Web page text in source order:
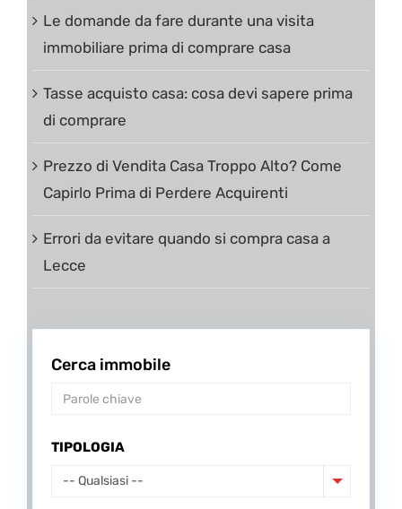
Le domande da fare durante una visita
immobiliare prima di comprare casa
Tasse acquisto casa: cosa devi sapere prima
di comprare
Prezzo di Vendita Casa Troppo Alto? Come
Capirlo Prima di Perdere Acquirenti
Errori da evitare quando si compra casa a
Lecce
Cerca immobile
TIPOLOGIA
-- Qualsiasi --